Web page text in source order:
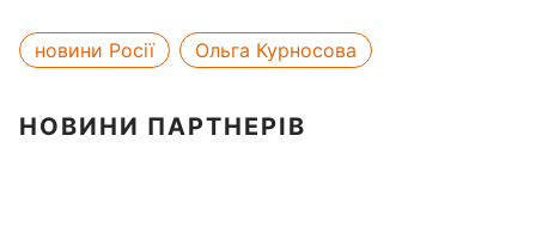
новини Росії Ольга Курносова
НОВИНИ ПАРТНЕРІВ